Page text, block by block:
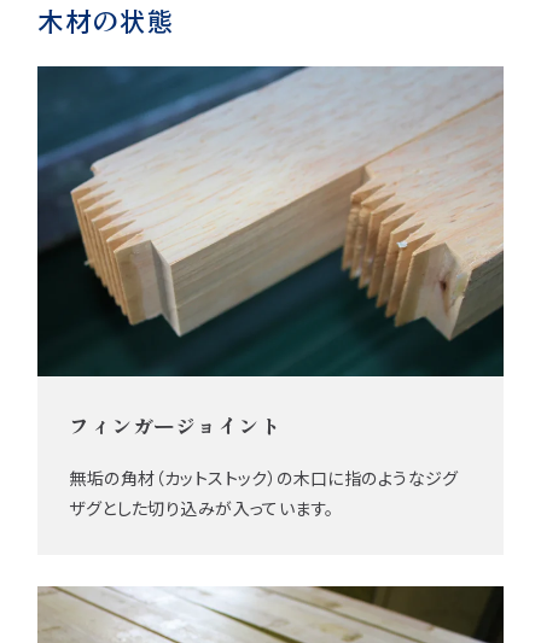
木材の状態
フィンガージョイント
無垢の角材（カットストック）の木口に指のようなジグ
ザグとした切り込みが入っています。